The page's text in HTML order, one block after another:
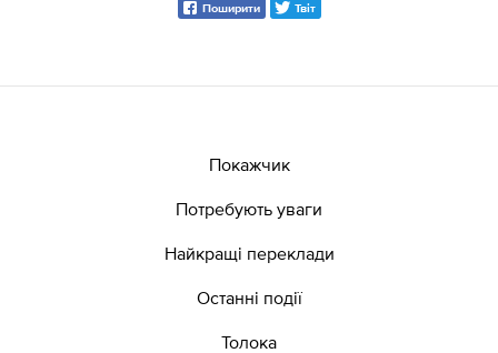
Поширити Твіт
Покажчик
Потребують уваги
Найкращі переклади
Останні події
Толока